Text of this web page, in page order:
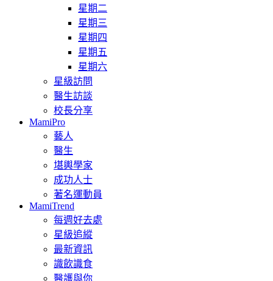
星期二
星期三
星期四
星期五
星期六
星級訪問
醫生訪談
校長分享
MamiPro
藝人
醫生
堪輿學家
成功人士
著名運動員
MamiTrend
每週好去處
星級追縱
最新資訊
識飲識食
醫護與你